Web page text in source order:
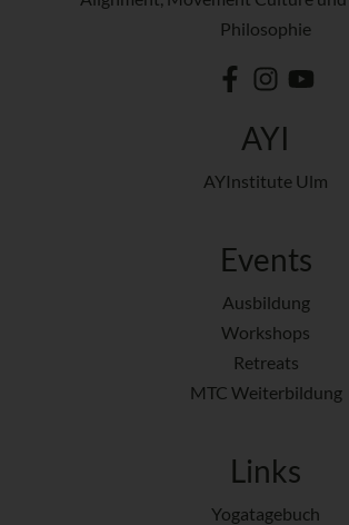
Philosophie
AYI
AYInstitute Ulm
Events
Ausbildung
Workshops
Retreats
MTC Weiterbildung
Links
Yogatagebuch